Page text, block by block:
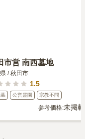
市営 南西墓地
/秋田市
1.5
公営霊園 宗教不問
参考価格:未掲載